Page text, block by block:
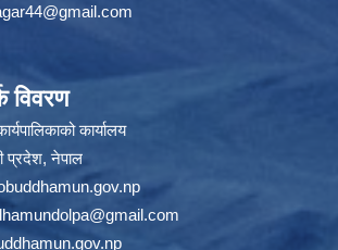
विवरण
कार्यालय
प्रदेश, नेपाल